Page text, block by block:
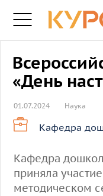
«День
01.07.2024 Наука
Кафедра
Кафедра
приняла
методическом